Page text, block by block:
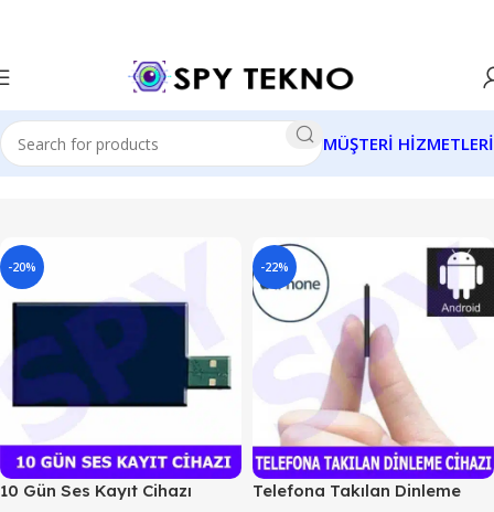
MÜŞTERİ HİZMETLERİ
-20%
10 Gün Ses Kayıt Cihazı
-22%
Telefona Takılan Dinleme